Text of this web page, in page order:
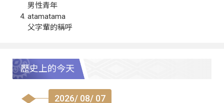
男性青年
atamatama
父字輩的稱呼
歷史上的今天
2026/ 08/ 07